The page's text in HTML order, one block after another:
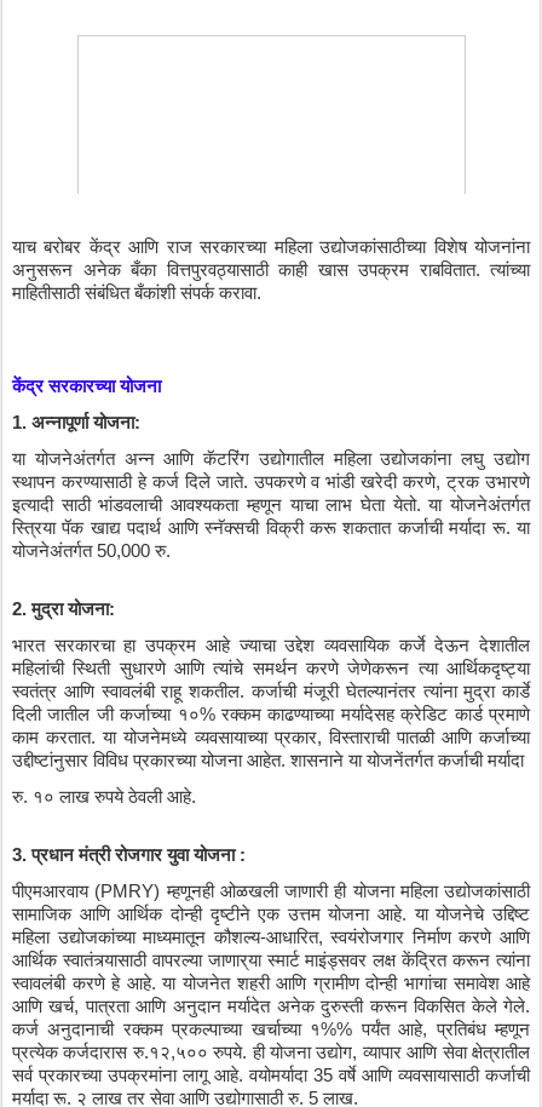
याच बरोबर केंद्र आणि राज सरकारच्या महिला उद्योजकांसाठीच्या विशेष योजनांना
अनुसरून अनेक बँका वित्तपुरवठ्यासाठी काही खास उपक्रम राबवितात. त्यांच्या
माहितीसाठी संबंधित बँकांशी संपर्क करावा.
केंद्र सरकारच्या योजना
1. अन्नापूर्णा योजना:
या योजनेअंतर्गत अन्न आणि कॅटरिंग उद्योगातील महिला उद्योजकांना लघु उद्योग
स्थापन करण्यासाठी हे कर्ज दिले जाते. उपकरणे व भांडी खरेदी करणे, ट्रक उभारणे
इत्यादी साठी भांडवलाची आवश्यकता म्हणून याचा लाभ घेता येतो. या योजनेअंतर्गत
स्त्रिया पॅक खाद्य पदार्थ आणि स्नॅक्सची विक्री करू शकतात कर्जाची मर्यादा रू. या
योजनेअंतर्गत 50,000 रु.
2. मुद्रा योजना:
भारत सरकारचा हा उपक्रम आहे ज्याचा उद्देश व्यवसायिक कर्जे देऊन देशातील
महिलांची स्थिती सुधारणे आणि त्यांचे समर्थन करणे जेणेकरून त्या आर्थिकदृष्ट्या
स्वतंत्र आणि स्वावलंबी राहू शकतील. कर्जाची मंजूरी घेतल्यानंतर त्यांना मुद्रा कार्डे
दिली जातील जी कर्जाच्या १०% रक्कम काढण्याच्या मर्यादेसह क्रेडिट कार्ड प्रमाणे
काम करतात. या योजनेमध्ये व्यवसायाच्या प्रकार, विस्ताराची पातळी आणि कर्जाच्या
उद्दीष्टांनुसार विविध प्रकारच्या योजना आहेत. शासनाने या योजनेंतर्गत कर्जाची मर्यादा
रु. १० लाख रुपये ठेवली आहे.
3. प्रधान मंत्री रोजगार युवा योजना :
पीएमआरवाय (PMRY) म्हणूनही ओळखली जाणारी ही योजना महिला उद्योजकांसाठी
सामाजिक आणि आर्थिक दोन्ही दृष्टीने एक उत्तम योजना आहे. या योजनेचे उद्दिष्ट
महिला उद्योजकांच्या माध्यमातून कौशल्य-आधारित, स्वयंरोजगार निर्माण करणे आणि
आर्थिक स्वातंत्र्यासाठी वापरल्या जाणार्या स्मार्ट माइंड्सवर लक्ष केंद्रित करून त्यांना
स्वावलंबी करणे हे आहे. या योजनेत शहरी आणि ग्रामीण दोन्ही भागांचा समावेश आहे
आणि खर्च, पात्रता आणि अनुदान मर्यादेत अनेक दुरुस्ती करून विकसित केले गेले
कर्ज अनुदानाची रक्कम प्रकल्पाच्या खर्चाच्या १%% पर्यंत आहे, प्रतिबंध म्हणून
प्रत्येक कर्जदारास रु.१२,५०० रुपये. ही योजना उद्योग, व्यापार आणि सेवा क्षेत्रातील
सर्व प्रकारच्या उपक्रमांना लागू आहे. वयोमर्यादा 35 वर्षे आणि व्यवसायासाठी कर्जाची
मर्यादा रू. २ लाख तर सेवा आणि उद्योगासाठी रु. 5 लाख.